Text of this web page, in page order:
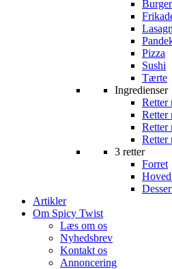
Burger
Pizza
Sushi
Tærte
Ingredienser
Retter
Retter
Retter
Retter
3 retter
Forret
Artikler
Om Spicy Twist
Læs om os
Nyhedsbrev
Kontakt os
Annoncering